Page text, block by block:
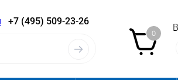
+7 (495) 509-23-26
0